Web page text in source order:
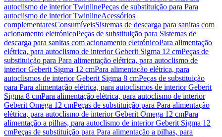
autoclismo de interior TwinlinePeças de substituição para Para
autoclismo de interior TwinlineAcessórios
complementaresConsumíveisSistemas de descarga para sanitas com
acionamento eletrónicoPeças de substituição para Sistemas de
descarga para sanitas com acionamento eletrónicoPara alimentação
elétrica, para autoclismo de interior Geberit Sigma 12 cmPeças de
substituição para Para alimentação elétrica, para autoclismo de
interior Geberit Sigma 12 cmPara alimentação elétrica, para
autoclismos de interior Geberit Sigma 8 cmPeças de substituição
para Para alimentação elétrica, para autoclismos de interior Geberit
Sigma 8 cmPara alimentação elétrica, para autoclismo de interior
Geberit Omega 12 cmPeças de substituição para Para alimentação
elétrica, para autoclismo de interior Geberit Omega 12 cmPara
alimentação a pilhas, para autoclismo de interior Geberit Sigma 12
cmPeças de substituição para Para alimentação a pilhas, para